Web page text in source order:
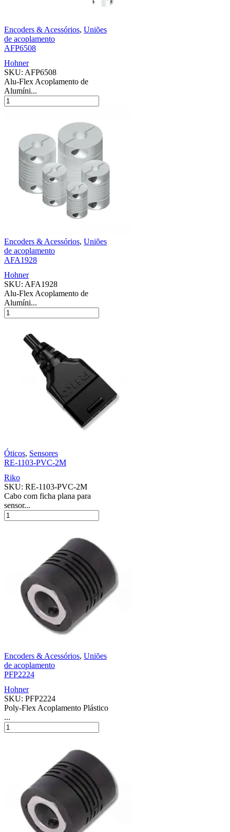
Encoders & Acessórios, Uniões
de acoplamento
AFP6508
Hohner
SKU: AFP6508
Alu-Flex Acoplamento de
Alumíni...
Encoders & Acessórios, Uniões
de acoplamento
AFA1928
Hohner
SKU: AFA1928
Alu-Flex Acoplamento de
Alumíni...
Óticos, Sensores
RE-1103-PVC-2M
Riko
SKU: RE-1103-PVC-2M
Cabo com ficha plana para
sensor...
Encoders & Acessórios, Uniões
de acoplamento
PFP2224
Hohner
SKU: PFP2224
Poly-Flex Acoplamento Plástico
...